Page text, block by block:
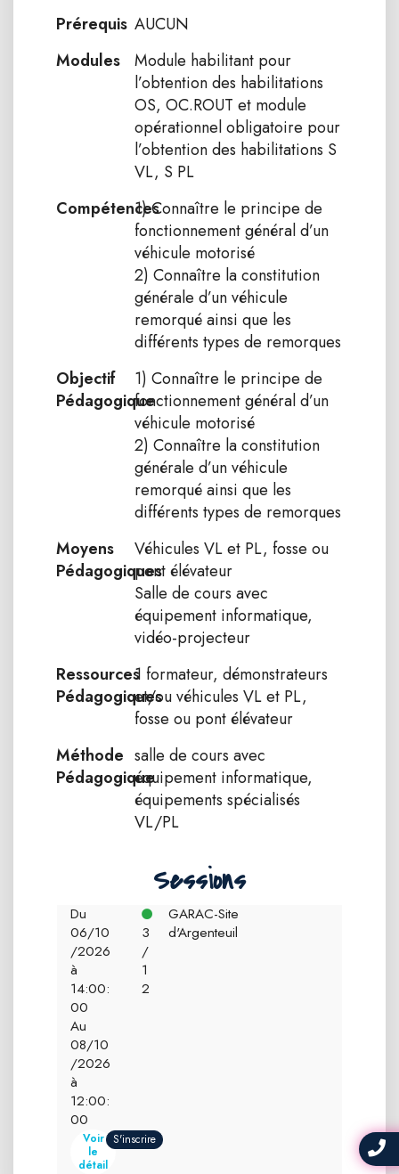
Prérequis AUCUN
Modules
Module habilitant pour
l’obtention des habilitations
OS, OC.ROUT et module
opérationnel obligatoire pour
l’obtention des habilitations S
VL, S PL
Compétences1) Connaître le principe de
fonctionnement général d’un
véhicule motorisé
2) Connaître la constitution
générale d’un véhicule
remorqué ainsi que les
différents types de remorques
Objectif
Pédagogique
1) Connaître le principe de
fonctionnement général d’un
véhicule motorisé
2) Connaître la constitution
générale d’un véhicule
remorqué ainsi que les
différents types de remorques
Moyens
Pédagogiques
Véhicules VL et PL, fosse ou
pont élévateur
Salle de cours avec
équipement informatique,
vidéo-projecteur
Ressources
Pédagogiques
1 formateur, démonstrateurs
et/ou véhicules VL et PL,
fosse ou pont élévateur
Méthode
Pédagogique
salle de cours avec
équipement informatique,
équipements spécialisés
VL/PL
Sessions
Du
06/10
/2026
à
14:00:
00
Au
08/10
/2026
à
12:00:
00
3
/
1
2
GARAC-Site
d'Argenteuil
Voir
le
détail
S'inscrire